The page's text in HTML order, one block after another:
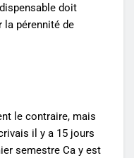
doit
la pérennité de
le contraire, mais
il y a 15 jours
semestre Ca y est